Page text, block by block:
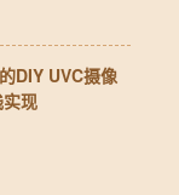
DIY UVC摄像
现